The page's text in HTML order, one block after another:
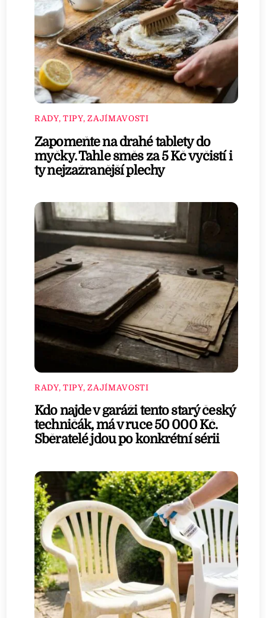
RADY, TIPY, ZAJÍMAVOSTI
Zapomeňte na drahé tablety do
myčky. Tahle směs za 5 Kč vyčistí i
ty nejzažranější plechy
RADY, TIPY, ZAJÍMAVOSTI
Kdo najde v garáži tento starý český
techničák, má v ruce 50 000 Kč.
Sběratelé jdou po konkrétní sérii